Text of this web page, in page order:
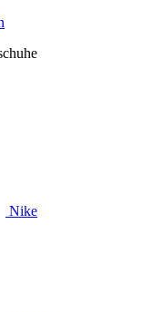
Nike